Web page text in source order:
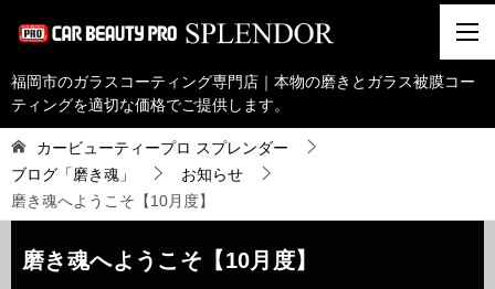
福岡市のガラスコーティング専門店｜本物の磨きとガラス被膜コー
ティングを適切な価格でご提供します。
カービューティープロ スプレンダー
ブログ「磨き魂」
お知らせ
磨き魂へようこそ【10月度】
磨き魂へようこそ【10月度】